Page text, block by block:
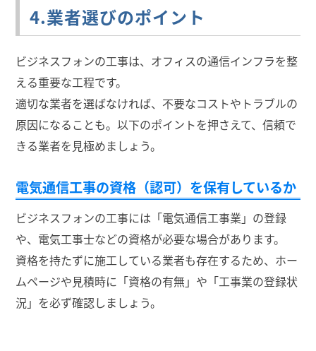
4.業者選びのポイント
ビジネスフォンの工事は、オフィスの通信インフラを整
える重要な工程です。
適切な業者を選ばなければ、不要なコストやトラブルの
原因になることも。以下のポイントを押さえて、信頼で
きる業者を見極めましょう。
電気通信工事の資格（認可）を保有しているか
ビジネスフォンの工事には「電気通信工事業」の登録
や、電気工事士などの資格が必要な場合があります。
資格を持たずに施工している業者も存在するため、ホー
ムページや見積時に「資格の有無」や「工事業の登録状
況」を必ず確認しましょう。